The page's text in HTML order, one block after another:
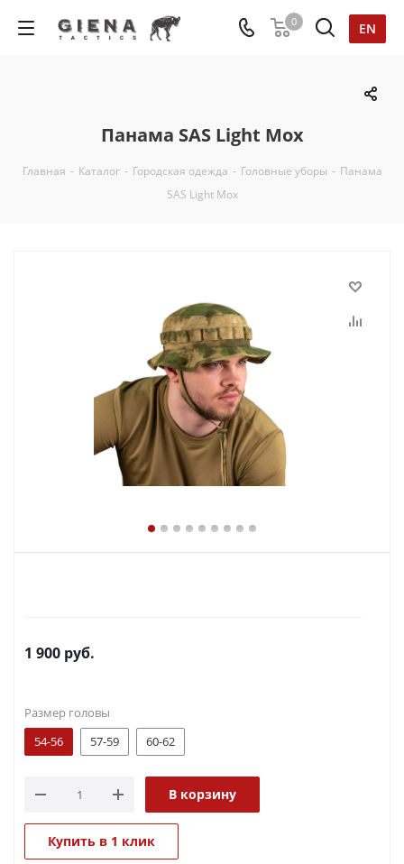
EN
0
Панама SAS Light Мох
Главная - Каталог - Городская одежда - Головные уборы - Панама
SAS Light Мох
1 900 руб.
Размер головы
54-56
57-59 60-62
В корзину
Купить в 1 клик